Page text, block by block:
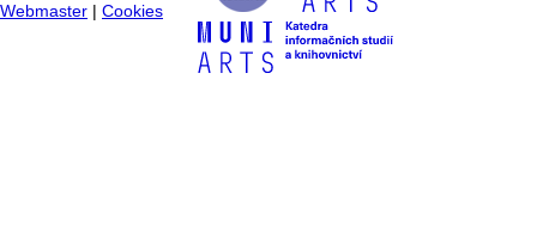
Webmaster
Cookies